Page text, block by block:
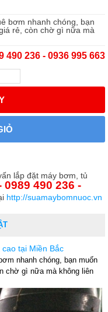
bơm nhanh chóng, bạn
rẻ, còn chờ gì nữa mà
490 236 - 0936 995 663
lắp đặt máy bơm, tủ
0989 490 236 -
http://suamaybomnuoc.vn
tại Miền Bắc
nhanh chóng, bạn muốn
chờ gì nữa mà không liên